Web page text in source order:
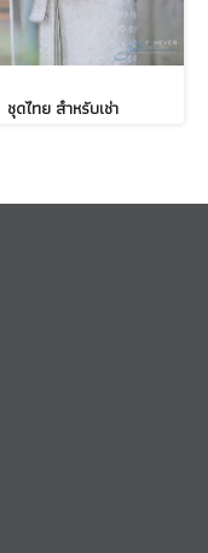
ชุดไทย สำหรับเช่า